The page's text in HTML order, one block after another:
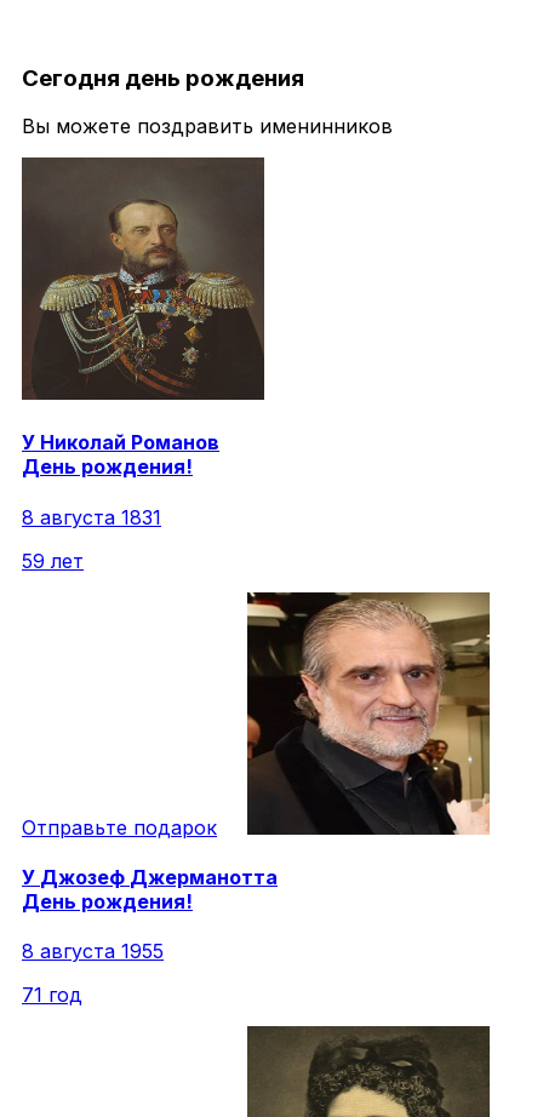
Сегодня день рождения
Вы можете поздравить именинников
У Николай Романов
День рождения!
8 августа 1831
59 лет
Отправьте подарок
У Джозеф Джерманотта
День рождения!
8 августа 1955
71 год